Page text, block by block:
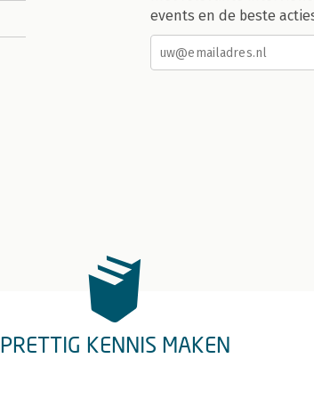
events en de beste
PRETTIG KENNIS MAKEN